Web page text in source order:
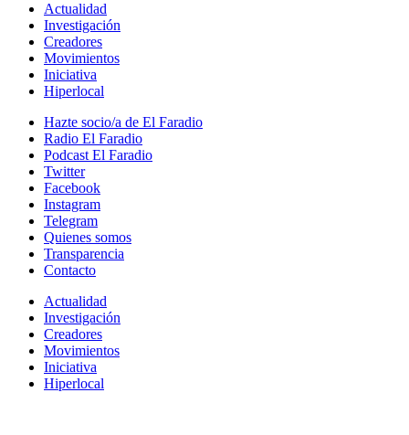
Actualidad
Investigación
Creadores
Movimientos
Iniciativa
Hiperlocal
Hazte socio/a de El Faradio
Radio El Faradio
Podcast El Faradio
Twitter
Facebook
Instagram
Telegram
Quienes somos
Transparencia
Contacto
Actualidad
Investigación
Creadores
Movimientos
Iniciativa
Hiperlocal